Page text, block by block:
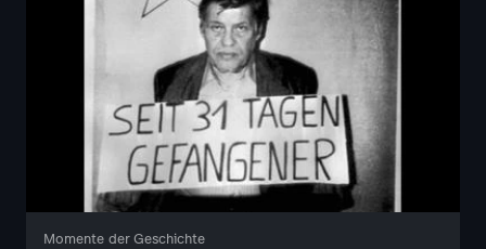
Momente der Geschichte